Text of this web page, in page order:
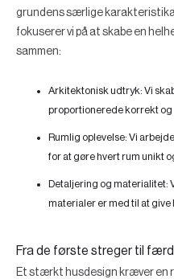
grundens særlige
fokuserer vi på at skabe en
sammen:
Arkitektonisk udtryk: Vi
proportionerede korrekt og
Rumlig oplevelse: Vi
for at gøre hvert rum unikt
Detaljering og materialitet:
materialer er med til at give
Fra de første streger til
Et stærkt husdesign kræver en